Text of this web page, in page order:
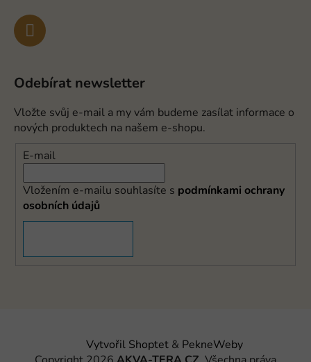
Odebírat newsletter
Vložte svůj e-mail a my vám budeme zasílat informace o
nových produktech na našem e-shopu.
E-mail
Vložením e-mailu souhlasíte s podmínkami ochrany
osobních údajů
Vytvořil Shoptet& PekneWeby